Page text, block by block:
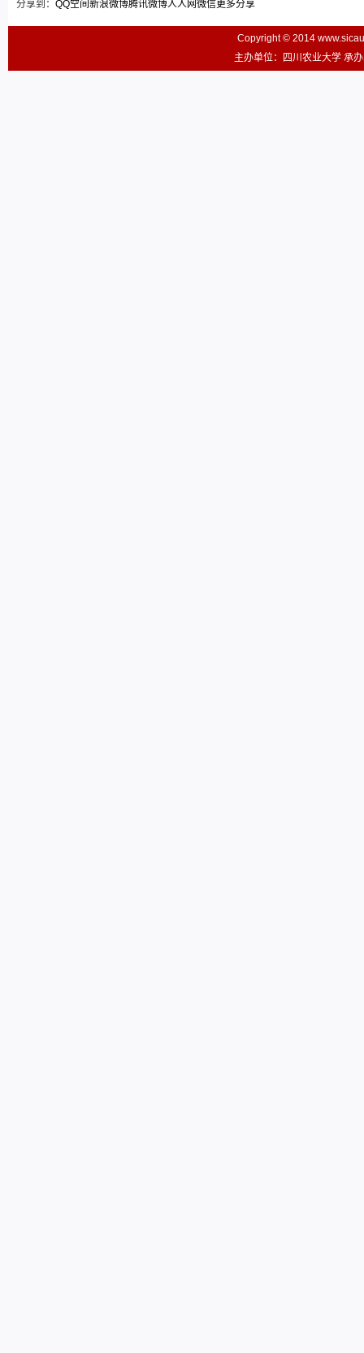
分享到： QQ空间 新浪微博腾讯微博人人网微信更多分享
Copyright © 2014
主办单位：四川农业大学 承